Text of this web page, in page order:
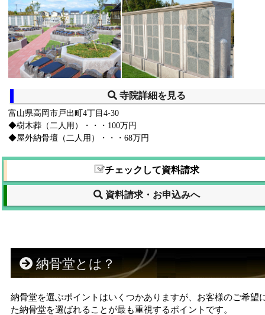
寺院詳細を見る
富山県高岡市戸出町4丁目4-30
◆樹木葬（二人用）・・・100万円
◆屋外納骨壇（二人用）・・・68万円
チェックして資料請求
資料請求・お申込みへ
納骨堂とは？
納骨堂を選ぶポイントはいくつかありますが、お客様のご希望
た納骨堂を選ばれることが最も重視するポイントです。